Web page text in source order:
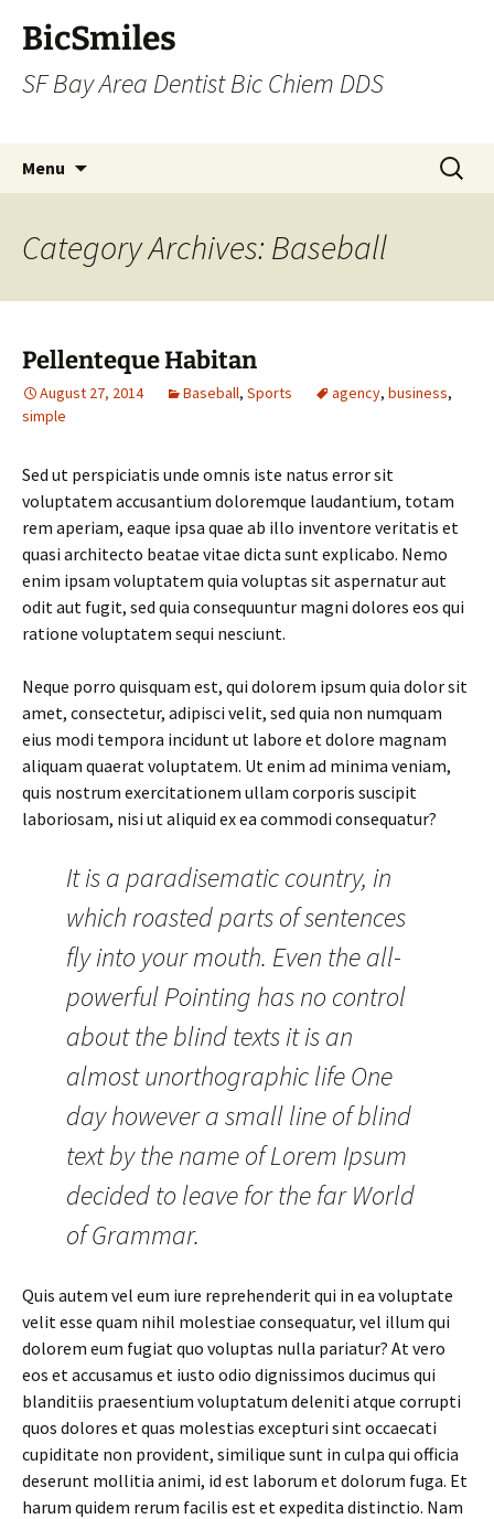
BicSmiles
SF Bay Area Dentist Bic Chiem DDS
Menu
Search
for:
Category Archives: Baseball
Pellenteque Habitan
August 27, 2014 Baseball, Sports agency, business,
simple
Sed ut perspiciatis unde omnis iste natus error sit
voluptatem accusantium doloremque laudantium, totam
rem aperiam, eaque ipsa quae ab illo inventore veritatis et
quasi architecto beatae vitae dicta sunt explicabo. Nemo
enim ipsam voluptatem quia voluptas sit aspernatur aut
odit aut fugit, sed quia consequuntur magni dolores eos qui
ratione voluptatem sequi nesciunt.
Neque porro quisquam est, qui dolorem ipsum quia dolor sit
amet, consectetur, adipisci velit, sed quia non numquam
eius modi tempora incidunt ut labore et dolore magnam
aliquam quaerat voluptatem. Ut enim ad minima veniam,
quis nostrum exercitationem ullam corporis suscipit
laboriosam, nisi ut aliquid ex ea commodi consequatur?
It is a paradisematic country, in
which roasted parts of sentences
fly into your mouth. Even the all-
powerful Pointing has no control
about the blind texts it is an
almost unorthographic life One
day however a small line of blind
text by the name of Lorem Ipsum
decided to leave for the far World
of Grammar.
Quis autem vel eum iure reprehenderit qui in ea voluptate
velit esse quam nihil molestiae consequatur, vel illum qui
dolorem eum fugiat quo voluptas nulla pariatur? At vero
eos et accusamus et iusto odio dignissimos ducimus qui
blanditiis praesentium voluptatum deleniti atque corrupti
quos dolores et quas molestias excepturi sint occaecati
cupiditate non provident, similique sunt in culpa qui officia
deserunt mollitia animi, id est laborum et dolorum fuga. Et
harum quidem rerum facilis est et expedita distinctio. Nam